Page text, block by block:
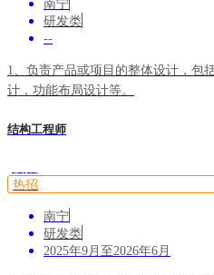
南宁
研发类
--
1、负责产品或项目的整体设计，包
计，功能布局设计等。
议。
4、与其他部门（如技术、生产等）
产的高效性。
5、负责设计方案的评审和优化，同
通协调的职责。
结构工程师
热招
南宁
研发类
2025年9月至2026年6月